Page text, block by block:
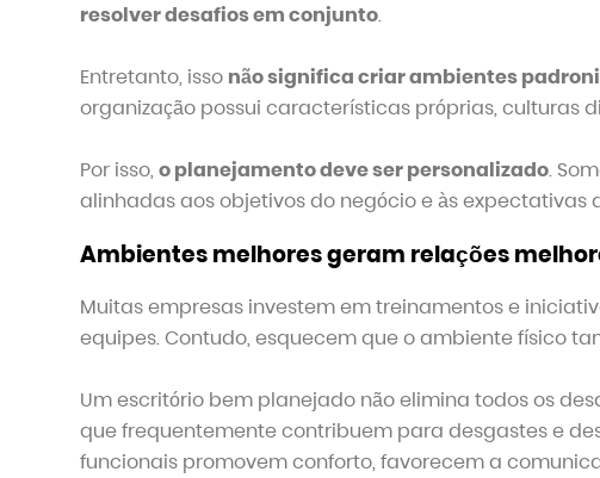
resolver desafios em conjunto.
Entretanto, isso não significa criar ambientes
organização possui características próprias, culturas
Por isso,o planejamento deve ser personalizado.
alinhadas aos objetivos do negócio e às
Ambientes melhores geram relações
Muitas empresas investem em treinamentos e
equipes. Contudo, esquecem que o ambiente físico
Um escritório bem planejado não elimina todos os
que frequentemente contribuem para desgastes e
funcionais promovem conforto, favorecem a